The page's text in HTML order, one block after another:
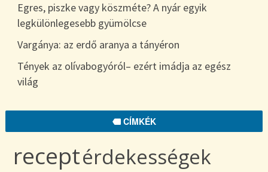
Egres, piszke vagy köszméte? A nyár egyik
legkülönlegesebb gyümölcse
Vargánya: az erdő aranya a tányéron
Tények az olívabogyóról– ezért imádja az egész
világ
CÍMKÉK
receptérdekességek